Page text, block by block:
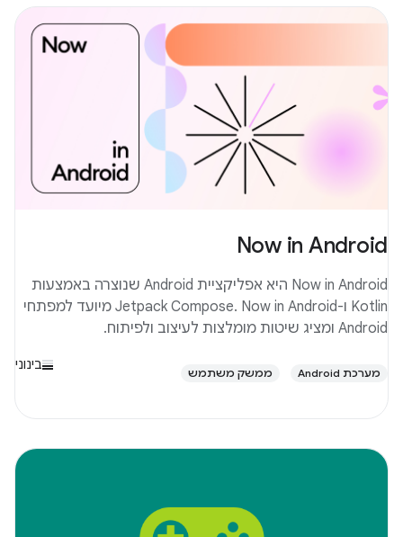
Now in Android
Now in Android היא אפליקציית Android שנוצרה באמצעות
Kotlin ו-Jetpack Compose. Now in Android מיועד למפתחי
Android ומציג שיטות מומלצות לעיצוב ולפיתוח.
מערכת Android ממשק משתמש
בינוני